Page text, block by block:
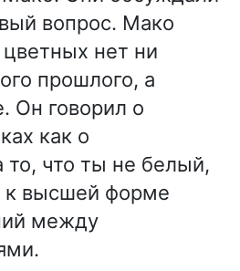
вопрос. Мако
нет ни
прошлого, а
Он говорил о
как о
то, что ты не белый,
к высшей форме
между